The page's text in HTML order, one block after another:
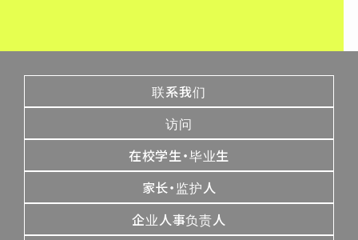
联系我们
访问
在校学生・毕业生
家长・监护人
企业人事负责人